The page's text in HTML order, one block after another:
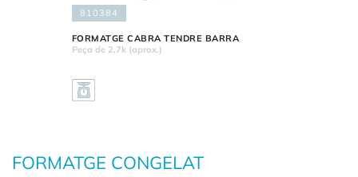
810384
FORMATGE CABRA TENDRE BARRA
Peça de 2,7k (aprox.)
FORMATGE CONGELAT